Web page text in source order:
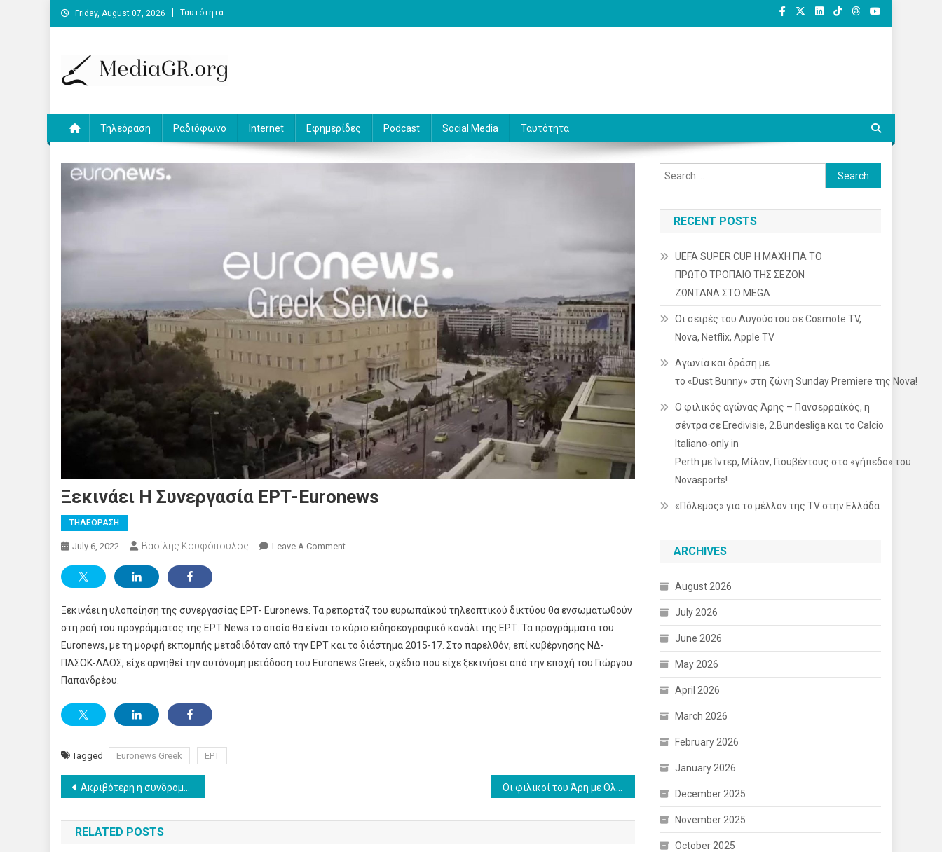
Skip
to
Friday, August 07, 2026 Ταυτότητα
Τηλεόραση Ραδιόφωνο Internet Εφημερίδες Podcast Social Media Ταυτότητα
Ξεκινάει Η Συνεργασία ΕΡΤ-Euronews
ΤΗΛΕΟΡΑΣΗ
July 6, 2022 Βασίλης Κουφόπουλος Leave A CommentOn
ΕΡΤ-
Euronews
Ξεκινάει η υλοποίηση της συνεργασίας ΕΡΤ- Euronews. Τα ρεπορτάζ του ευρωπαϊκού τηλεοπτικού δικτύου θα ενσωματωθούν
στη ροή του προγράμματος της ΕΡΤ News το οποίο θα είναι το κύριο ειδησεογραφικό κανάλι της ΕΡΤ. Τα προγράμματα του
Euronews, με τη μορφή εκπομπής μεταδιδόταν από την ΕΡΤ και το διάστημα 2015-17. Στο παρελθόν, επί κυβέρνησης ΝΔ-
ΠΑΣΟΚ-ΛΑΟΣ, είχε αρνηθεί την αυτόνομη μετάδοση του Euronews Greek, σχέδιο που είχε ξεκινήσει από την εποχή του Γιώργου
Παπανδρέου.
Tagged Euronews Greek ΕΡΤ
Post
navigation
Ακριβότερη η συνδρομητική TV κατά 10%
RELATED POSTS
Search
for:
RECENT POSTS
UEFA SUPER CUP Η ΜΑΧΗ ΓΙΑ ΤΟ
ΠΡΩΤΟ ΤΡΟΠΑΙΟ ΤΗΣ ΣΕΖΟΝ
ΖΩΝΤΑΝΑ ΣΤΟ MEGA
Οι σειρές του Αυγούστου σε Cosmote TV,
Nova, Netflix, Apple TV
Αγωνία και δράση με
το «Dust Bunny» στη ζώνη Sunday Premiere της Nova!
Ο φιλικός αγώνας Άρης – Πανσερραϊκός, η
σέντρα σε Eredivisie, 2.Bundesliga και το Calcio
Italiano-only in
Perth με Ίντερ, Μίλαν, Γιουβέντους στο «γήπεδο» του
Novasports!
«Πόλεμος» για το μέλλον της TV στην Ελλάδα
ARCHIVES
August 2026
July 2026
June 2026
May 2026
April 2026
March 2026
February 2026
January 2026
December 2025
November 2025
October 2025